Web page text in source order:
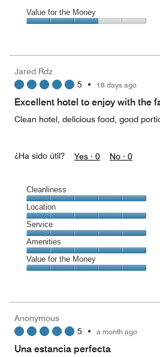
Value for the Money
3
out
Jared Rdz
5 • 18 days ago
Excellent hotel to enjoy with the
Clean hotel, delicious food, good
¿Ha sido útil? Yes · 0 No · 0
Cleanliness
Cleanliness,
5
out
of
5
Location
Location,
5
out
of
5
Service
Service,
5
out
Amenities
Amenities,
5
5
Value for the Money
5
out
Anonymous
5 • a month ago
Una estancia perfecta